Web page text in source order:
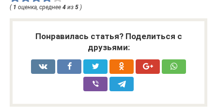
( 1 оценка, среднее 4 из 5 )
Понравилась статья? Поделиться с
друзьями: